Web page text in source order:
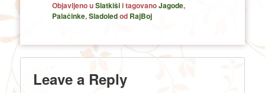
Objavljeno uSlatkišii tagovanoJagode,
Palačinke,Sladoledod RajBoj
Leave a Reply